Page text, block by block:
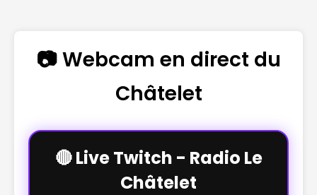
📷 Webcam en direct du
Châtelet
🔴 Live Twitch - Radio Le
Châtelet